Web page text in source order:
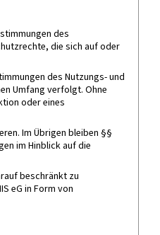
des
die sich auf oder
des Nutzungs- und
Umfang verfolgt. Ohne
oder eines
Im Übrigen bleiben §§
im Hinblick auf die
beschränkt zu
eG in Form von